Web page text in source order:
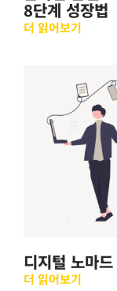
8단계 성장법
더 읽어보기
디지털 노마
더 읽어보기